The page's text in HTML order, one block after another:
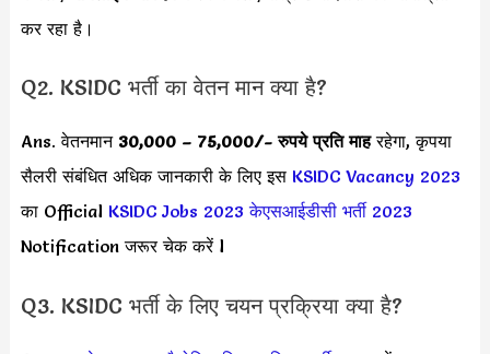
कर रहा है।
Q2. KSIDC भर्ती का वेतन मान क्या है?
Ans. वेतनमान 30,000 – 75,000/- रुपये प्रति माहरहेगा, कृपया
सैलरी संबंधित अधिक जानकारी के लिए इस KSIDC Vacancy 2023
का Official KSIDC Jobs 2023 केएसआईडीसी भर्ती 2023
Notification जरूर चेक करें l
Q3. KSIDC भर्ती के लिए चयन प्रक्रिया क्या है?